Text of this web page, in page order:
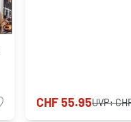
CHF 55.95UVP: